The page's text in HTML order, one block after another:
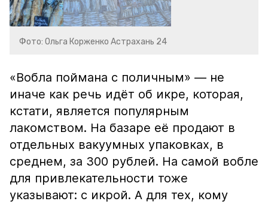
Фото: Ольга Корженко Астрахань 24
«Вобла поймана с поличным» — не
иначе как речь идёт об икре, которая,
кстати, является популярным
лакомством. На базаре её продают в
отдельных вакуумных упаковках, в
среднем, за 300 рублей. На самой вобле
для привлекательности тоже
указывают: с икрой. А для тех, кому